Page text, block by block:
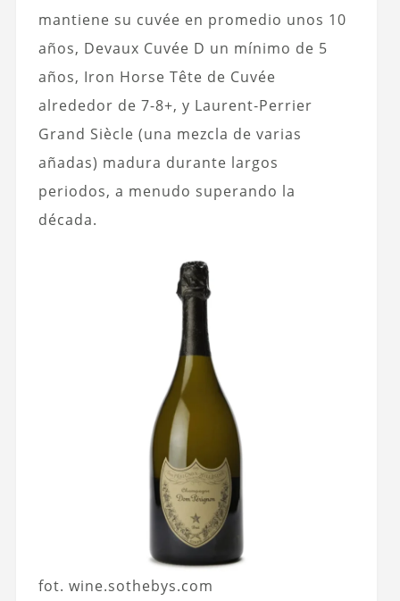
mantiene su cuvée en promedio unos 10
años, Devaux Cuvée D un mínimo de 5
años, Iron Horse Tête de Cuvée
alrededor de 7-8+, y Laurent‑Perrier
Grand Siècle (una mezcla de varias
añadas) madura durante largos
periodos, a menudo superando la
década.
fot. wine.sothebys.com